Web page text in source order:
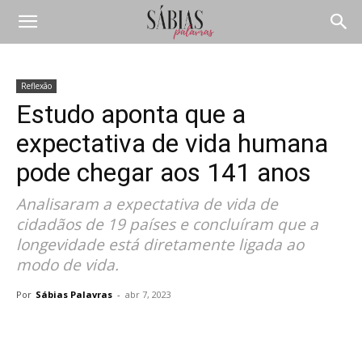
Reflexão
Estudo aponta que a
expectativa de vida humana
pode chegar aos 141 anos
Analisaram a expectativa de vida de
cidadãos de 19 países e concluíram que a
longevidade está diretamente ligada ao
modo de vida.
Por Sábias Palavras - abr 7, 2023